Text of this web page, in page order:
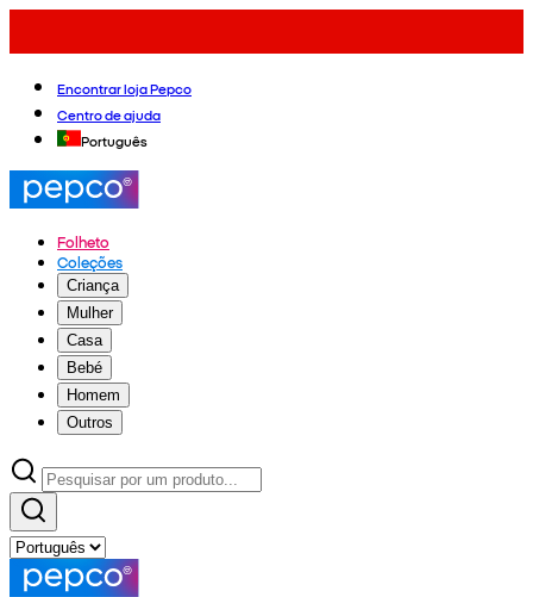
Encontrar loja Pepco
Centro de ajuda
Português
Folheto
Coleções
Criança
Mulher
Casa
Bebé
Homem
Outros